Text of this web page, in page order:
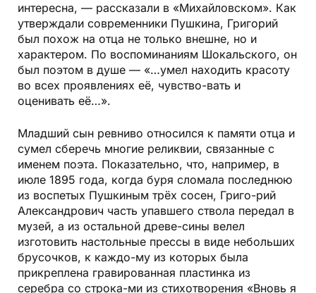
интересна, — рассказали в «Михайловском». Как
утверждали современники Пушкина, Григорий
был похож на отца не только внешне, но и
характером. По воспоминаниям Шокальского, он
был поэтом в душе — «…умел находить красоту
во всех проявлениях её, чувство-вать и
оценивать её…».
Младший сын ревниво относился к памяти отца и
сумел сберечь многие реликвии, связанные с
именем поэта. Показательно, что, например, в
июле 1895 года, когда буря сломала последнюю
из воспетых Пушкиным трёх сосен, Григо-рий
Александрович часть упавшего ствола передал в
музей, а из остальной древе-сины велел
изготовить настольные прессы в виде небольших
брусочков, к каждо-му из которых была
прикреплена гравированная пластинка из
серебра со строка-ми из стихотворения «Вновь я